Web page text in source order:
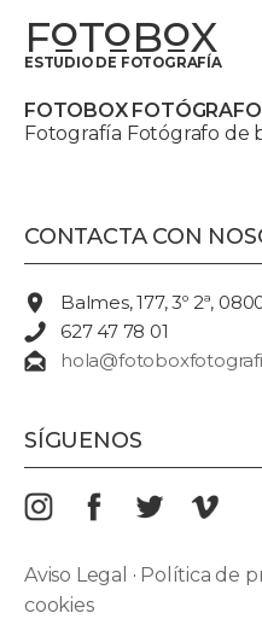
FOTOBOX
ESTUDIO DE FOTOGRAFÍA
FOTOBOX
Fotografía Fotógrafo de
CONTACTA CON
Balmes, 177, 3º 2ª,
627 47 78 01
SÍGUENOS
Aviso Legal · Política de
cookies